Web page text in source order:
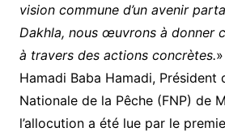
vision commune d’un avenir
Dakhla, nous œuvrons à donner
à travers des actions concrètes.
Hamadi Baba Hamadi, Président
Nationale de la Pêche (FNP) de
l’allocution a été lue par le